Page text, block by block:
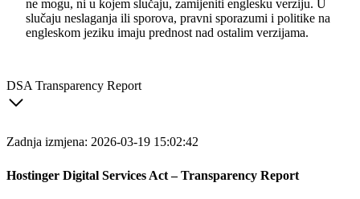
ne mogu, ni u kojem slučaju, zamijeniti englesku verziju. U
slučaju neslaganja ili sporova, pravni sporazumi i politike na
engleskom jeziku imaju prednost nad ostalim verzijama.
DSA Transparency Report
Zadnja izmjena: 2026-03-19 15:02:42
Hostinger Digital Services Act – Transparency Report